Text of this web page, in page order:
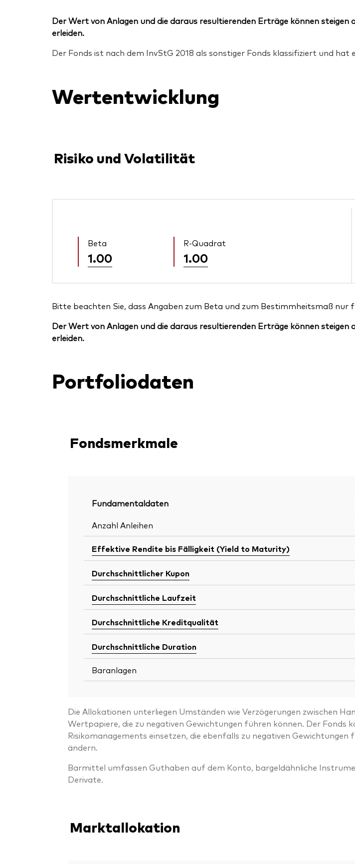
Der Wert von Anlagen und die daraus resultierenden Erträge können
erleiden.
Der Fonds ist nach dem InvStG 2018 als sonstiger Fonds klassifiziert und
Wertentwicklung
Risiko und Volatilität
Beta
1.00
R-Quadrat
1.00
Bitte beachten Sie, dass Angaben zum Beta und zum Bestimmheitsmaß nur
Der Wert von Anlagen und die daraus resultierenden Erträge können
erleiden.
Portfoliodaten
Fondsmerkmale
Fundamentaldaten
Anzahl Anleihen
Effektive Rendite bis Fälligkeit (Yield to Maturity)
Durchschnittlicher Kupon
Durchschnittliche Laufzeit
Durchschnittliche Kreditqualität
Durchschnittliche Duration
Baranlagen
Die Allokationen unterliegen Umständen wie Verzögerungen zwischen
Wertpapiere, die zu negativen Gewichtungen führen können. Der Fonds
Risikomanagements einsetzen, die ebenfalls zu negativen
ändern.
Barmittel umfassen Guthaben auf dem Konto, bargeldähnliche
Derivate.
Marktallokation